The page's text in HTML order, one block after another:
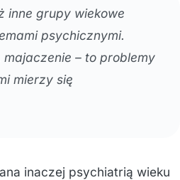
inne grupy wiekowe
psychicznymi.
– to problemy
mierzy się
inaczej psychiatrią wieku